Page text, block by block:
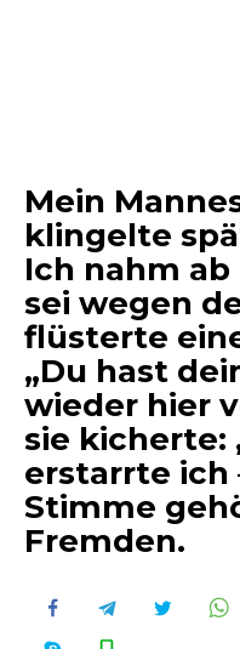
Mein
klingelte
Ich nahm
sei wegen
flüsterte
„Du hast
wieder hier
sie kicherte:
erstarrte
Stimme
Fremden.